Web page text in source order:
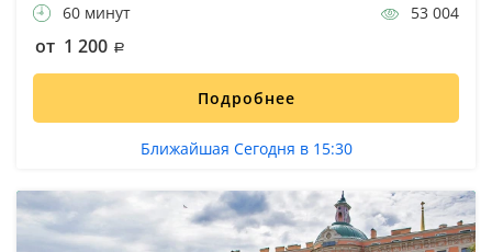
60 минут
53 004
от 1 200
Подробнее
Ближайшая Сегодня в 15:30